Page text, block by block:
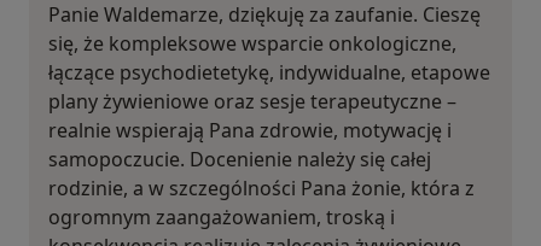
Panie Waldemarze, dziękuję za zaufanie. Cieszę
się, że kompleksowe wsparcie onkologiczne,
łączące psychodietetykę, indywidualne, etapowe
plany żywieniowe oraz sesje terapeutyczne –
realnie wspierają Pana zdrowie, motywację i
samopoczucie. Docenienie należy się całej
rodzinie, a w szczególności Pana żonie, która z
ogromnym zaangażowaniem, troską i